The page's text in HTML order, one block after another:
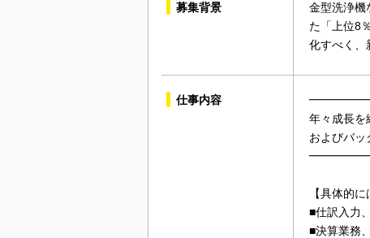
募集背景
金型洗浄機
た「上位8
化すべく、
仕事内容
年々成長を
およびバッ
【具体的に
■仕訳入力
■決算業務